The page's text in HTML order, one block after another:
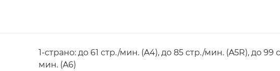
1-страно: до 61 стр./мин. (A4), до 85 стр./мин. (A5R), до 99
мин. (A6)